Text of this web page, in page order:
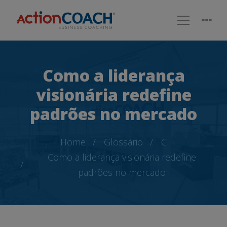
Como a liderança
visionária redefine
padrões no mercado
Home Glossário
C
Como a liderança visionária redefine
padrões no mercado